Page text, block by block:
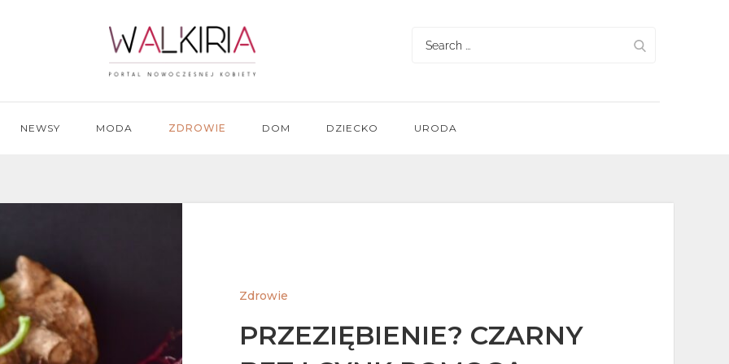
NEWSY MODA ZDROWIE DOM DZIECKO URODA
Search
Zdrowie
PRZEZIĘBIENIE? CZARNY